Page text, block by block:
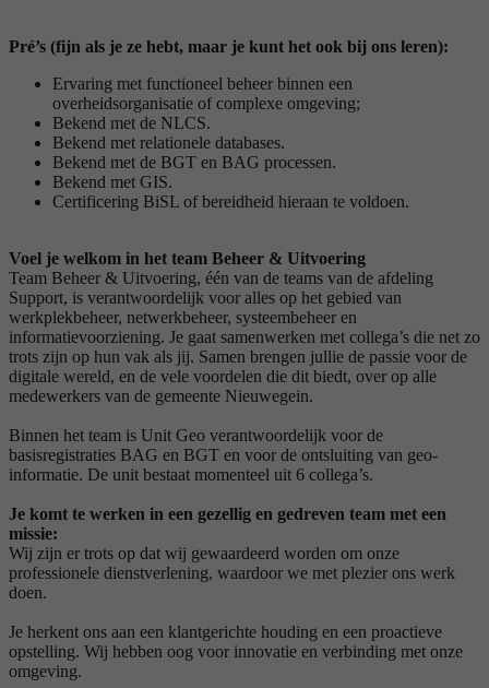
Pré’s (fijn als je ze hebt, maar je kunt het ook bij ons leren):
Ervaring met functioneel beheer binnen een
overheidsorganisatie of complexe omgeving;
Bekend met de NLCS.
Bekend met relationele databases.
Bekend met de BGT en BAG processen.
Bekend met GIS.
Certificering BiSL of bereidheid hieraan te voldoen.
Voel je welkom in het team Beheer & Uitvoering
Team Beheer & Uitvoering, één van de teams van de afdeling
Support, is verantwoordelijk voor alles op het gebied van
werkplekbeheer, netwerkbeheer, systeembeheer en
informatievoorziening. Je gaat samenwerken met collega’s die net zo
trots zijn op hun vak als jij. Samen brengen jullie de passie voor de
digitale wereld, en de vele voordelen die dit biedt, over op alle
medewerkers van de gemeente Nieuwegein.
Binnen het team is Unit Geo verantwoordelijk voor de
basisregistraties BAG en BGT en voor de ontsluiting van geo-
informatie. De unit bestaat momenteel uit 6 collega’s.
Je komt te werken in een gezellig en gedreven team met een
missie:
Wij zijn er trots op dat wij gewaardeerd worden om onze
professionele dienstverlening, waardoor we met plezier ons werk
doen.
Je herkent ons aan een klantgerichte houding en een proactieve
opstelling. Wij hebben oog voor innovatie en verbinding met onze
omgeving.